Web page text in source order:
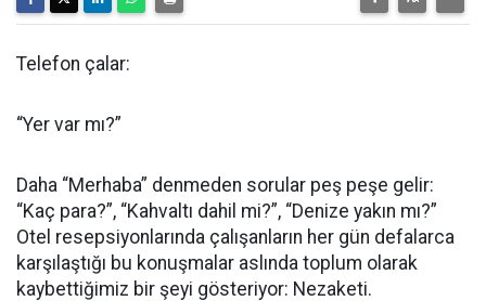
Telefon çalar:
“Yer var mı?”
Daha “Merhaba” denmeden sorular peş peşe gelir:
“Kaç para?”, “Kahvaltı dahil mi?”, “Denize yakın mı?”
Otel resepsiyonlarında çalışanların her gün defalarca
karşılaştığı bu konuşmalar aslında toplum olarak
kaybettiğimiz bir şeyi gösteriyor: Nezaketi.